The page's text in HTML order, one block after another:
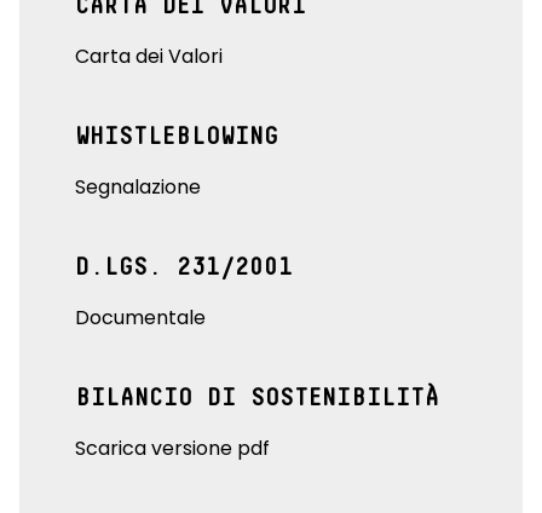
CARTA DEI VALORI
Carta dei Valori
WHISTLEBLOWING
Segnalazione
D.LGS. 231/2001
Documentale
BILANCIO DI SOSTENIBILITÀ
Scarica versione pdf